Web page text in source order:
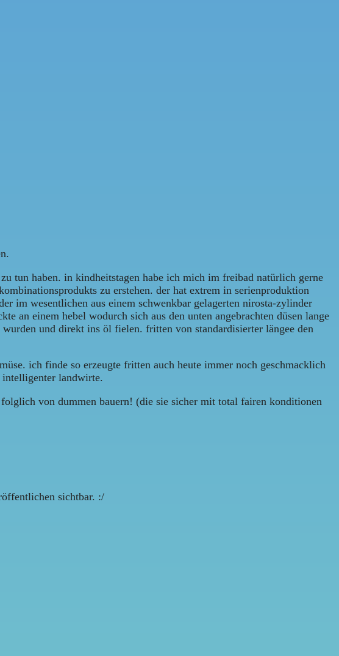
tun haben. in kindheitstagen habe ich mich im freibad natürlich gerne
zu erstehen. der hat extrem in serienproduktion
im wesentlichen aus einem schwenkbar gelagerten nirosta-zylinder
an einem hebel wodurch sich aus den unten angebrachten düsen lange
und direkt ins öl fielen. fritten von standardisierter längee den
ich finde so erzeugte fritten auch heute immer noch geschmacklich
landwirte.
von dummen bauern! (die sie sicher mit total fairen konditionen
sichtbar. :/